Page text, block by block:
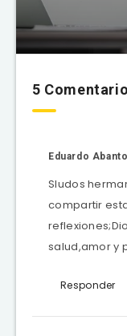
5
Eduardo
Sludos
compartir
salud,amor y
Responder